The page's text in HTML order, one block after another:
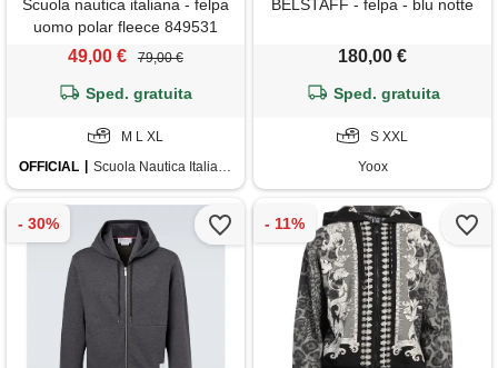
Scuola nautica italiana - felpa
uomo polar fleece 849531
black
49,00 € 79,00 €
Sped. gratuita
M L XL
OFFICIAL
Scuola Nautica Italiana
BELSTAFF - felpa - blu notte
180,00 €
Sped. gratuita
S XXL
Yoox